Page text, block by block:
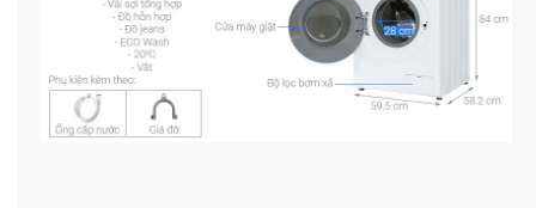
dồn quần áo giặt 1 lần trong tuần.
– Chương trình giặt: tích hợp 15 chương trình
– đáp
ứng mọi nhu cầu giặt giũ từ cơ bản đến nâng cao
như: Giặt hơi nước, đồ len, đồ thể thao, sợi cotton,